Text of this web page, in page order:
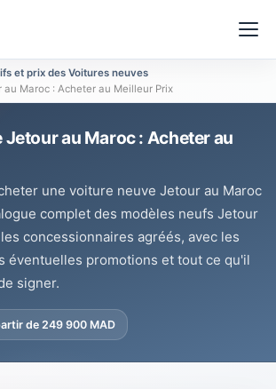
et prix des Voitures neuves
Maroc : Acheter au Meilleur Prix
Jetour au Maroc : Acheter au
une voiture neuve Jetour au Maroc
complet des modèles neufs Jetour
concessionnaires agréés, avec les
éventuelles promotions et tout ce qu'il
signer.
de 249 900 MAD